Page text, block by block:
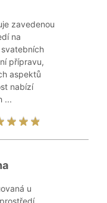
zavedenou
na
přípravu,
aspektů
nabízí
...
u